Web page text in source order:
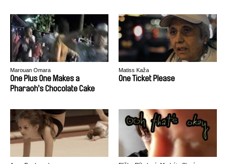
Marouan Omara
One Plus One Makes a
Pharaoh’s Chocolate Cake
Matiss Kaža
One Ticket Please